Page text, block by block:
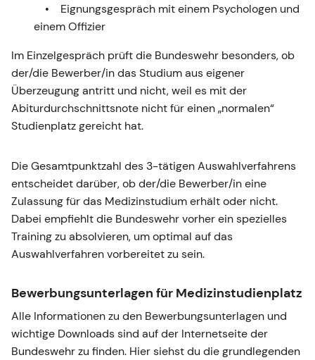
Eignungsgespräch mit einem Psychologen und
einem Offizier
Im Einzelgespräch prüft die Bundeswehr besonders, ob
der/die Bewerber/in das Studium aus eigener
Überzeugung antritt und nicht, weil es mit der
Abiturdurchschnittsnote nicht für einen „normalen“
Studienplatz gereicht hat.
Die Gesamtpunktzahl des 3-tätigen Auswahlverfahrens
entscheidet darüber, ob der/die Bewerber/in eine
Zulassung für das Medizinstudium erhält oder nicht.
Dabei empfiehlt die Bundeswehr vorher ein spezielles
Training zu absolvieren, um optimal auf das
Auswahlverfahren vorbereitet zu sein.
Bewerbungsunterlagen für Medizinstudienplatz
Alle Informationen zu den Bewerbungsunterlagen und
wichtige Downloads sind auf der Internetseite der
Bundeswehr zu finden. Hier siehst du die grundlegenden